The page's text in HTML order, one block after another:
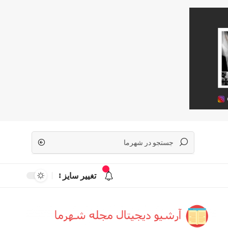
تغییر سایز